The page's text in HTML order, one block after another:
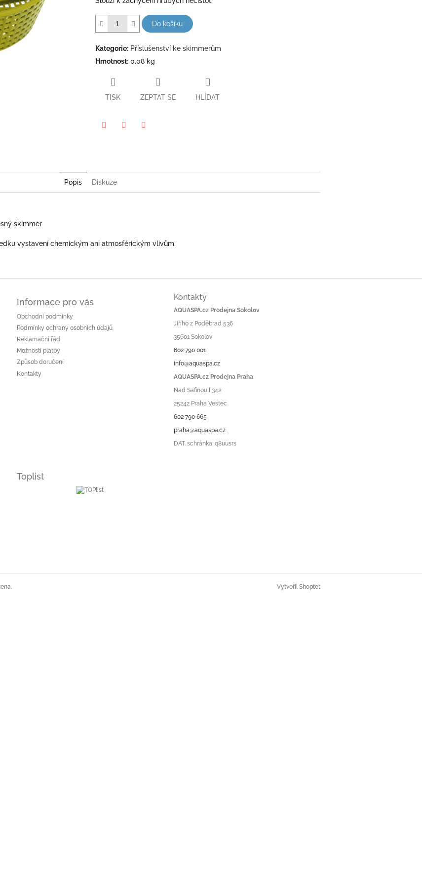
Do košíku
Kategorie: Příslušenství ke skimmerům
Hmotnost: 0.08 kg
TISK ZEPTAT SE HLÍDAT
Popis Diskuze
skimmer
vystavení chemickým ani atmosférickým vlivům.
Informace pro vás
Obchodní podmínky
Podmínky ochrany osobních údajů
Reklamační řád
Možnosti platby
Způsob doručení
Kontakty
Kontakty
AQUASPA.cz Prodejna Sokolov
Jiřího z Poděbrad 536
35601 Sokolov
602 790 001
info@aquaspa.cz
AQUASPA.cz Prodejna Praha
Nad Safinou I 342
25242 Praha Vestec
602 790 665
praha@aquaspa.cz
DAT. schránka: q8uusrs
Toplist
Vytvořil Shoptet